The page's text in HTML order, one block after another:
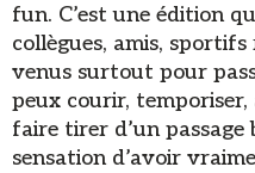
fun. C’est une édition
collègues, amis,
venus surtout pour
peux courir,
faire tirer d’un
sensation d’avoir